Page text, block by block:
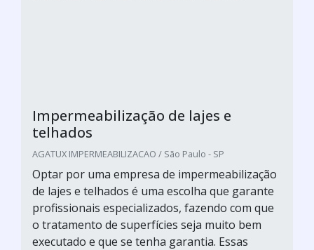
Impermeabilização de lajes e
telhados
AGATUX IMPERMEABILIZACAO / São Paulo - SP
Optar por uma empresa de impermeabilização
de lajes e telhados é uma escolha que garante
profissionais especializados, fazendo com que
o tratamento de superfícies seja muito bem
executado e que se tenha garantia. Essas